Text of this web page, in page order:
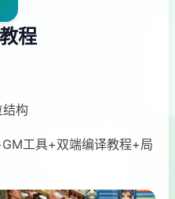
程
构
工具+双端编译教程+局